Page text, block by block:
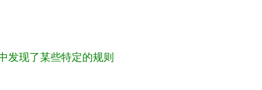
发现了某些特定的规则